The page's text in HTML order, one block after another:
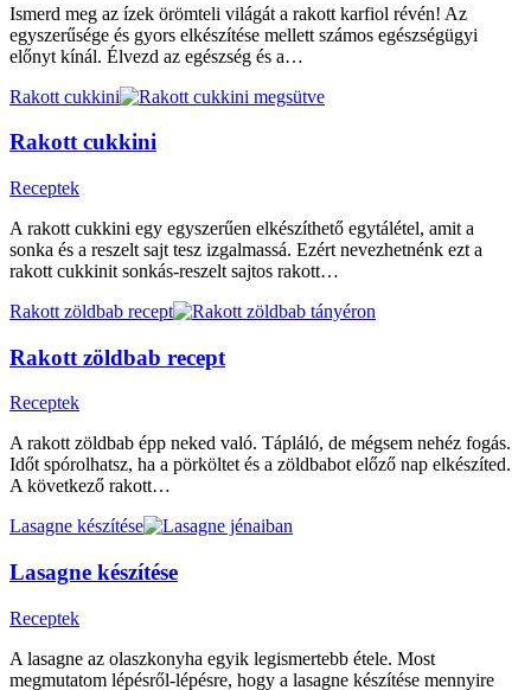
Ismerd meg az ízek örömteli világát a rakott karfiol révén! Az
egyszerűsége és gyors elkészítése mellett számos egészségügyi
előnyt kínál. Élvezd az egészség és a…
Rakott cukkini
Rakott cukkini
Receptek
A rakott cukkini egy egyszerűen elkészíthető egytálétel, amit a
sonka és a reszelt sajt tesz izgalmassá. Ezért nevezhetnénk ezt a
rakott cukkinit sonkás-reszelt sajtos rakott…
Rakott zöldbab recept
Rakott zöldbab recept
Receptek
A rakott zöldbab épp neked való. Tápláló, de mégsem nehéz fogás.
Időt spórolhatsz, ha a pörköltet és a zöldbabot előző nap elkészíted.
A következő rakott…
Lasagne készítése
Lasagne készítése
Receptek
A lasagne az olaszkonyha egyik legismertebb étele. Most
megmutatom lépésről-lépésre, hogy a lasagne készítése mennyire